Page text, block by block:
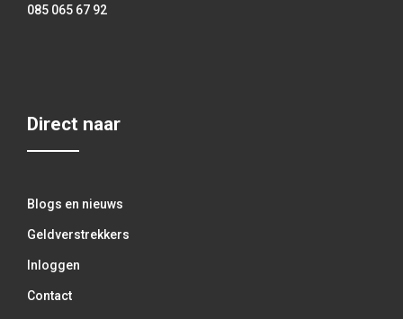
085 065 67 92
Direct naar
Blogs en nieuws
Geldverstrekkers
Inloggen
Contact